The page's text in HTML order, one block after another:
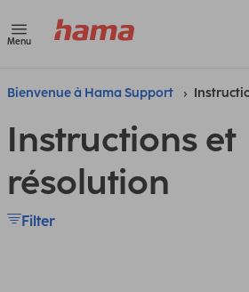
Menu
Bienvenue à Hama Support
Instructions et
résolution
Filter